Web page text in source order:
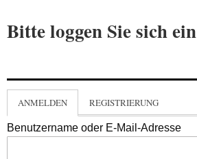
Bitte loggen Sie sich ein
ANMELDEN REGISTRIERUNG
Benutzername oder E-Mail-Adresse